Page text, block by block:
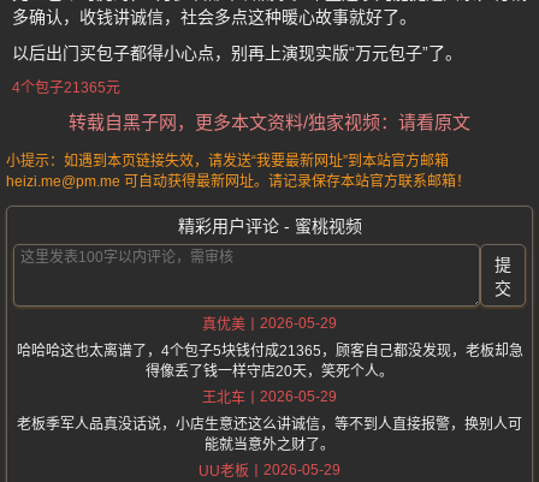
多确认，收钱讲诚信，社会多点这种暖心故事就好了。
以后出门买包子都得小心点，别再上演现实版“万元包子”了。
4个包子21365元
转载自黑子网，更多本文资料/独家视频：请看原文
小提示：如遇到本页链接失效，请发送“我要最新网址”到本站官方邮箱
heizi.me@pm.me 可自动获得最新网址。请记录保存本站官方联系邮箱！
精彩用户评论 - 蜜桃视频
提
交
真优美
2026-05-29
哈哈哈这也太离谱了，4个包子5块钱付成21365，顾客自己都没发现，老板却急
得像丢了钱一样守店20天，笑死个人。
王北车
2026-05-29
老板季军人品真没话说，小店生意还这么讲诚信，等不到人直接报警，换别人可
能就当意外之财了。
UU老板
2026-05-29